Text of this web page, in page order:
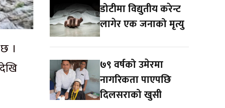
।
डोटीमा विद्युतीय करेन्ट
लागेर एक जनाको मृत्यु
७९ वर्षको उमेरमा
नागरिकता पाएपछि
दिलसराको खुसी